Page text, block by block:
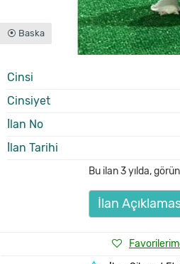
⦿ Baska
Cinsi
Cinsiyet
İlan No
İlan Tarihi
Bu ilan3 yılda,
İlan